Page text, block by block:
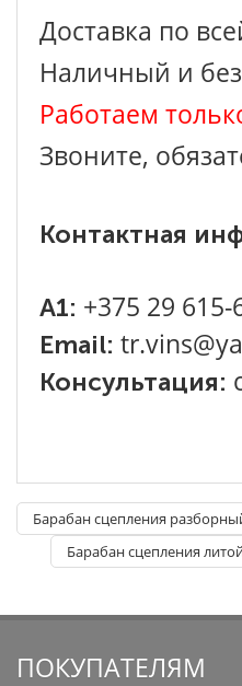
Доставка по
Наличный и
Работаем
Звоните,
Контактная
A1: +375 29 615-
Email:
Консультация:
Барабан сцепления
Барабан сцепления
ПОКУПАТЕЛЯМ